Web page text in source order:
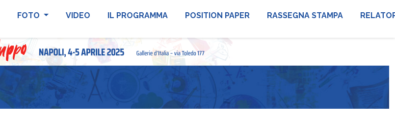
FOTO VIDEO IL PROGRAMMA POSITION PAPER RASSEGNA STAMPA